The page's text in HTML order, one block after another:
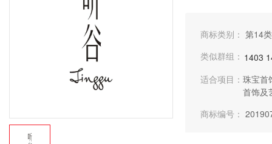
商标类别： 第14
类似群组： 1403
适合项目： 珠宝首
首饰及
商标编号：